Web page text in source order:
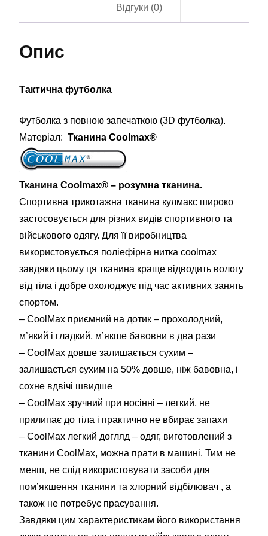
Відгуки (0)
Опис
Тактична футболка
Футболка з повною запечаткою (3D футболка).
Матеріал: Тканина Coolmax®
Тканина Coolmax® – розумна тканина.
Спортивна трикотажна тканина кулмакс широко
застосовується для різних видів спортивного та
військового одягу. Для її виробництва
використовується поліефірна нитка coolmax
завдяки цьому ця тканина краще відводить вологу
від тіла і добре охолоджує під час активних занять
спортом.
– CoolMax приємний на дотик – прохолодний,
м’який і гладкий, м’якше бавовни в два рази
– CoolMax довше залишається сухим –
залишається сухим на 50% довше, ніж бавовна, і
сохне вдвічі швидше
– CoolMax зручний при носінні – легкий, не
прилипає до тіла і практично не вбирає запахи
– CoolMax легкий догляд – одяг, виготовлений з
тканини CoolMax, можна прати в машині. Тим не
менш, не слід використовувати засоби для
пом’якшення тканини та хлорний відбілювач , а
також не потребує прасування.
Завдяки цим характеристикам його використання